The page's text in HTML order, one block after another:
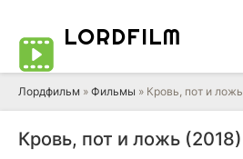
LORDFILM
Лордфильм » Фильмы » Кровь, пот и ложь
Кровь, пот и ложь (2018)